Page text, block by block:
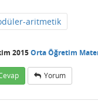
aritmetik
2015Orta Öğretim
Yorum